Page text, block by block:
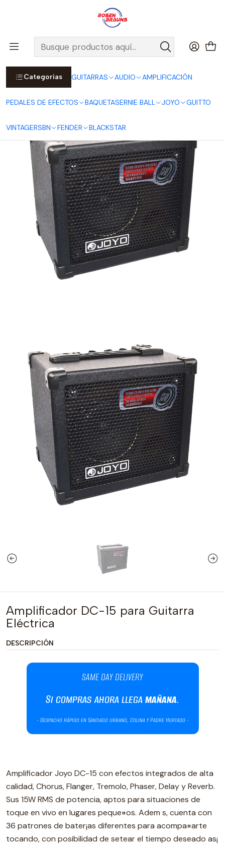
Categorías GUITARRAS AUDIO AMPLIFICACIÓN
PEDALES DE EFECTOS BAQUETASERNIE BALL JOYO GUITTO
VINTAGERSBN FENDER BLACKSTAR
Por compras sobre $25.000 en Santiago urbano, Colina o
Padre Hurtado, incluimos el despacho!
Ver Detalles
Inicio JOYO AMPLIFICACIÓN
AMPLIFICADORES
Amplificador DC-15 para Guitarra Eléctrica
Amplificador DC-15 para Guitarra
Eléctrica
DESCRIPCIÓN
Amplificador Joyo DC-15 con efectos integrados de alta
calidad, Chorus, Flanger, Tremolo, Phaser, Delay y Reverb.
Sus 15W RMS de potencia, aptos para situaciones de
toque en vivo en lugares peque¤os. Adem s, cuenta con
36 patrones de bater¡as diferentes para acompa¤arte
tocando, con posibilidad de setear el tiempo deseado as¡